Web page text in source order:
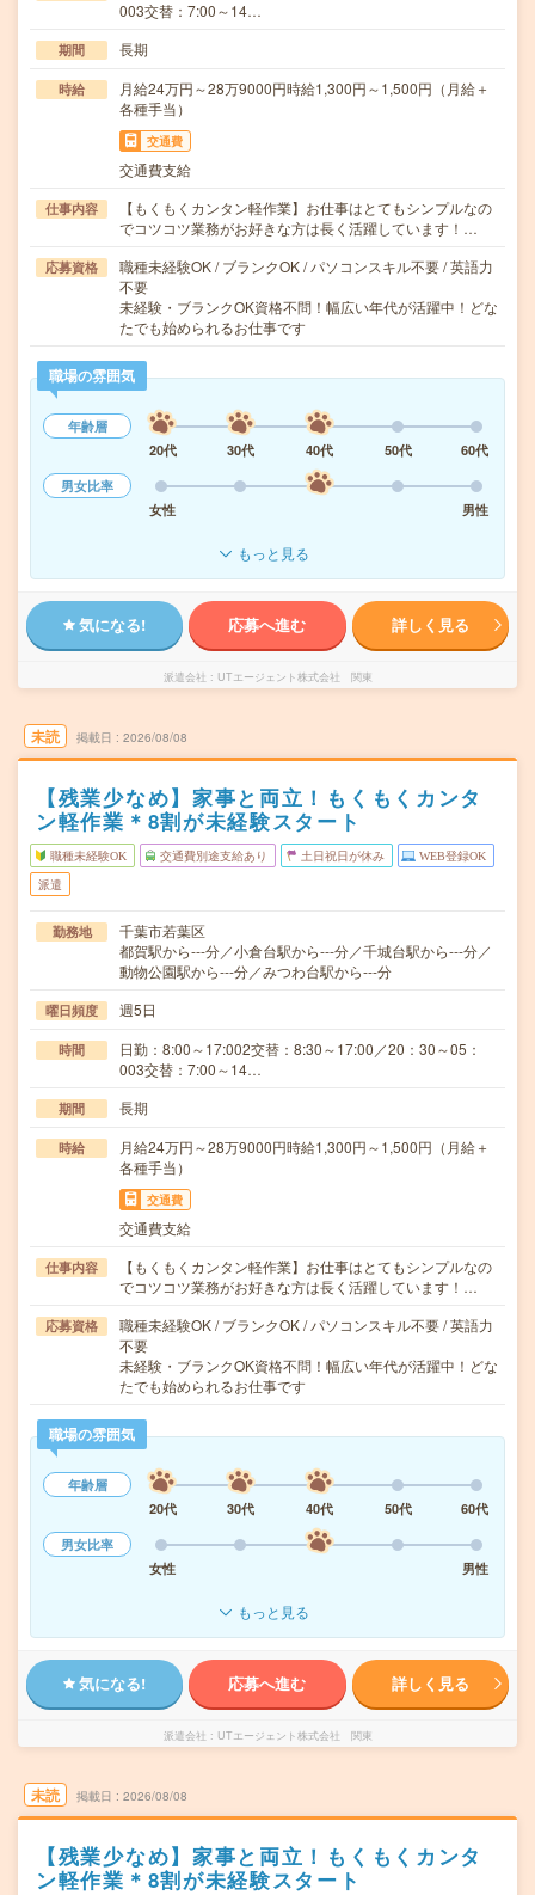
003交替：7:00～14…
期間 長期
時給
月給24万円～28万9000円時給1,300円～1,500円（月給＋
各種手当）
交通費
交通費支給
仕事内容
【もくもくカンタン軽作業】お仕事はとてもシンプルなの
でコツコツ業務がお好きな方は長く活躍しています！…
応募資格
職種未経験OK / ブランクOK / パソコンスキル不要 / 英語力
不要
未経験・ブランクOK資格不問！幅広い年代が活躍中！どな
たでも始められるお仕事です
職場の雰囲気
年齢層
20代
30代 40代 50代
60代
男女比率
女性
男性
もっと見る
気になる! 応募へ進む 詳しく見る
派遣会社 UTエージェント株式会社 関東
未読 掲載日 2026/08/08
【残業少なめ】家事と両立！もくもくカンタ
ン軽作業＊8割が未経験スタート
職種未経験OK 交通費別途支給あり 土日祝日が休み WEB登録OK
派遣
勤務地
千葉市若葉区
都賀駅から---分／小倉台駅から---分／千城台駅から---分／
動物公園駅から---分／みつわ台駅から---分
曜日頻度 週5日
時間
日勤：8:00～17:002交替：8:30～17:00／20：30～05：
003交替：7:00～14…
期間 長期
時給
月給24万円～28万9000円時給1,300円～1,500円（月給＋
各種手当）
交通費
交通費支給
仕事内容
【もくもくカンタン軽作業】お仕事はとてもシンプルなの
でコツコツ業務がお好きな方は長く活躍しています！…
応募資格
職種未経験OK / ブランクOK / パソコンスキル不要 / 英語力
不要
未経験・ブランクOK資格不問！幅広い年代が活躍中！どな
たでも始められるお仕事です
職場の雰囲気
年齢層
20代
30代 40代 50代
60代
男女比率
女性
男性
もっと見る
気になる! 応募へ進む 詳しく見る
派遣会社 UTエージェント株式会社 関東
未読 掲載日 2026/08/08
【残業少なめ】家事と両立！もくもくカンタ
ン軽作業＊8割が未経験スタート